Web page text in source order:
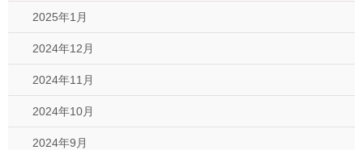
2025年1月
2024年12月
2024年11月
2024年10月
2024年9月